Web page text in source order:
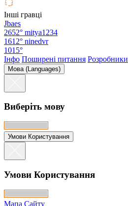
Інші гравці
Jbaes
2652° mitya1234
1612° ninedvr
1015°
Інфо Поширені питання Розробники
Мова (Languages)
Виберіть мову
Умови Користування
Умови Користування
Мапа Сайту